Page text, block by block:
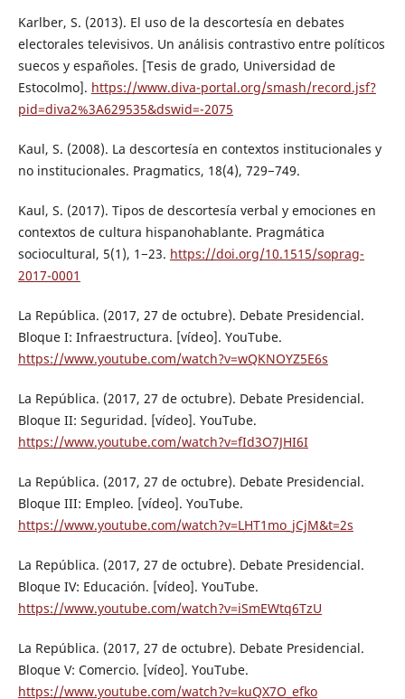
Karlber, S. (2013). El uso de la descortesía en debates
electorales televisivos. Un análisis contrastivo entre políticos
suecos y españoles. [Tesis de grado, Universidad de
Estocolmo]. https://www.diva-portal.org/smash/record.jsf?
pid=diva2%3A629535&dswid=-2075
Kaul, S. (2008). La descortesía en contextos institucionales y
no institucionales. Pragmatics, 18(4), 729−749.
Kaul, S. (2017). Tipos de descortesía verbal y emociones en
contextos de cultura hispanohablante. Pragmática
sociocultural, 5(1), 1−23. https://doi.org/10.1515/soprag-
2017-0001
La República. (2017, 27 de octubre). Debate Presidencial.
Bloque I: Infraestructura. [vídeo]. YouTube.
https://www.youtube.com/watch?v=wQKNOYZ5E6s
La República. (2017, 27 de octubre). Debate Presidencial.
Bloque II: Seguridad. [vídeo]. YouTube.
https://www.youtube.com/watch?v=fId3O7JHI6I
La República. (2017, 27 de octubre). Debate Presidencial.
Bloque III: Empleo. [vídeo]. YouTube.
https://www.youtube.com/watch?v=LHT1mo_jCjM&t=2s
La República. (2017, 27 de octubre). Debate Presidencial.
Bloque IV: Educación. [vídeo]. YouTube.
https://www.youtube.com/watch?v=iSmEWtq6TzU
La República. (2017, 27 de octubre). Debate Presidencial.
Bloque V: Comercio. [vídeo]. YouTube.
https://www.youtube.com/watch?v=kuQX7O_efko